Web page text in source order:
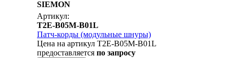
SIEMON
Артикул:
T2E-B05M-B01L
Патч-корды (модульные шнуры)
Цена на артикул T2E-B05M-B01L
предоставляется по запросу